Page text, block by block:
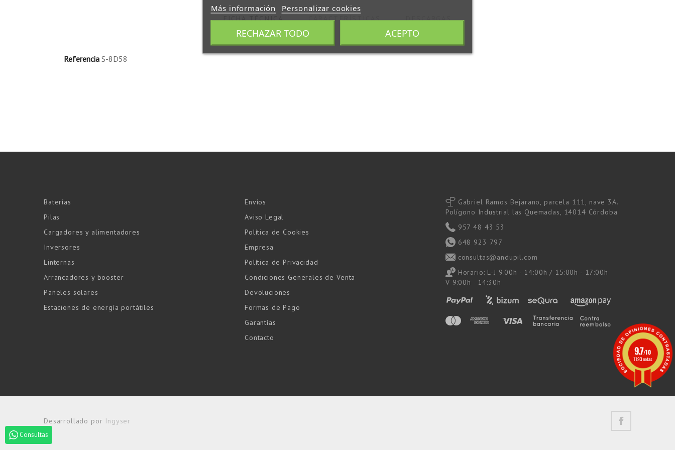
Consultas
FICHA TÉCNICA CARACTERÍSTICAS DESCARGAS
Referencia S-8D58
Baterías
Pilas
Cargadores y alimentadores
Inversores
Linternas
Arrancadores y booster
Paneles solares
Estaciones de energía portátiles
Envíos
Aviso Legal
Política de Cookies
Empresa
Política de Privacidad
Condiciones Generales de Venta
Devoluciones
Formas de Pago
Garantías
Contacto
Gabriel Ramos Bejarano, parcela 111, nave 3A.
Polígono Industrial las Quemadas, 14014 Córdoba
957 48 43 53
648 923 797
consultas@andupil.com
Horario: L-J 9:00h - 14:00h / 15:00h - 17:00h
V 9:00h - 14:30h
Desarrollado por Ingyser
Más información Personalizar cookies
RECHAZAR TODO ACEPTO
9.7/10
1193 notas